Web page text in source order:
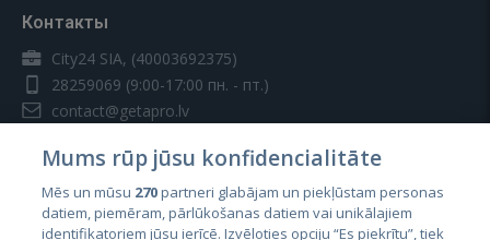
Контакты
City24 SIA, (40003692375)
28259069 (9:00-17:00 пн. - пт.)
contact@getapro.lv
Mums rūp jūsu konfidencialitāte
Mēs un mūsu 270partneri glabājam un piekļūstam personas
datiem, piemēram, pārlūkošanas datiem vai unikālajiem
identifikatoriem jūsu ierīcē. Izvēloties opciju “Es piekrītu”, tiek